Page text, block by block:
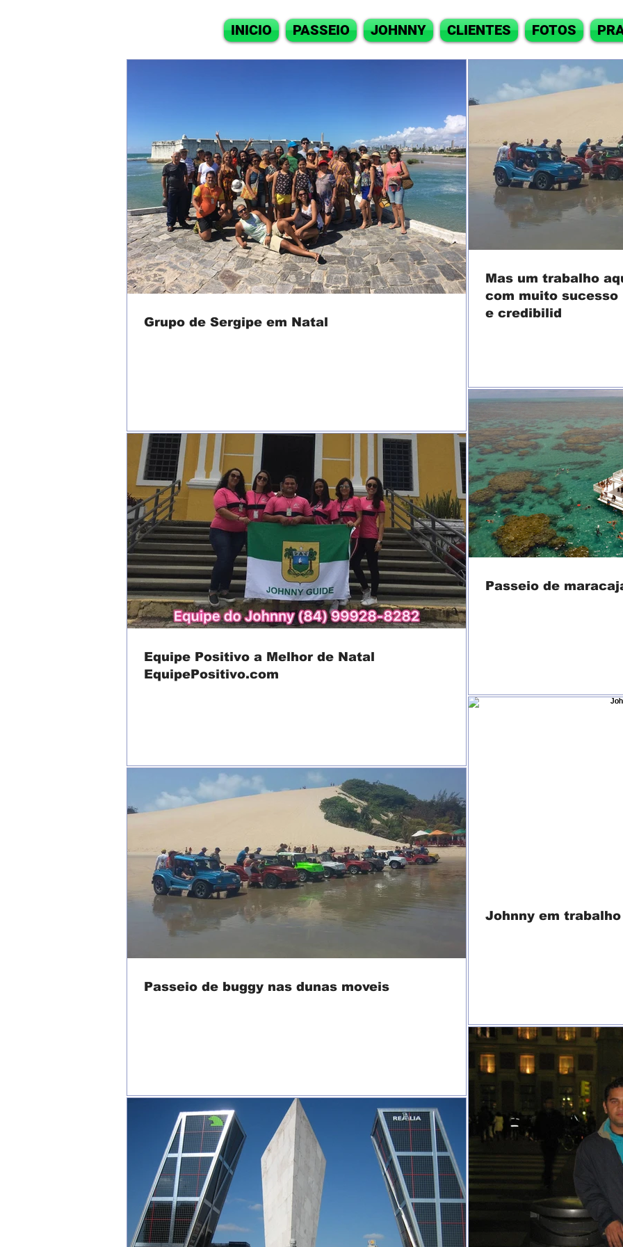
INICIO PASSEIO JOHNNY CLIENTES FOTOS
Grupo de Sergipe em Natal
Mas um trabalho
com muito
e credibilid
Equipe Positivo a Melhor de Natal
EquipePositivo.com
Passeio de
Passeio de buggy nas dunas moveis
Johnny em trabalho